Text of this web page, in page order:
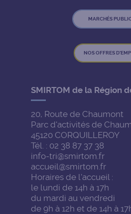
SMIRTOM de la Région
20, Route de Chaumont
Parc d'activités de
45120 CORQUILLEROY
Tél. : 02 38 87 37 38
info-tri@smirtom.fr
accueil@smirtom.fr
Horaires de l'accueil :
le lundi de 14h à 17h
du mardi au vendredi
de 9h à 12h et de 14h à
MARCHÉS
NOS OFFRES